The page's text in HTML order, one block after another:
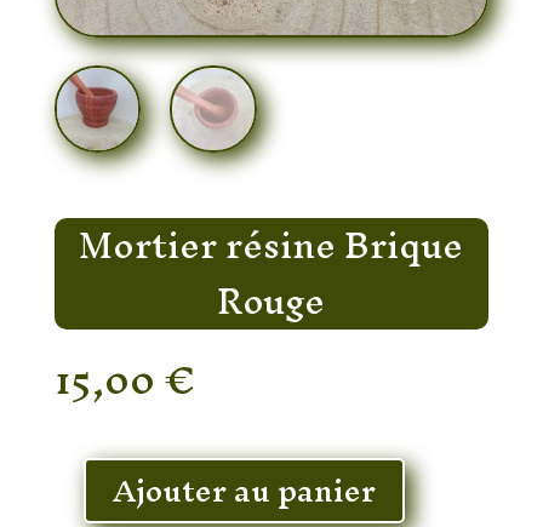
Mortier résine Brique
Rouge
15,00€
En stock
quantitéAjouter au panier